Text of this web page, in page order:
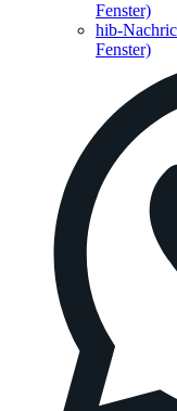
Fenster)
hib-
Fenster)